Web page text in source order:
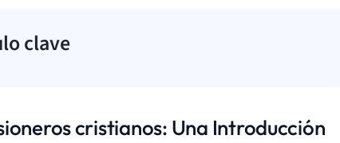
clave
cristianos: Una Introducción